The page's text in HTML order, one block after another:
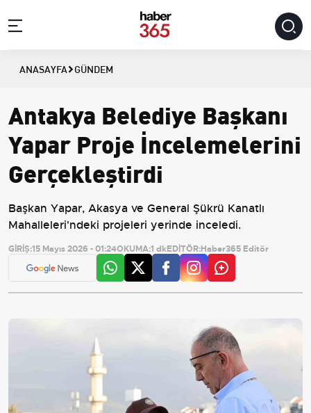
ANASAYFA GÜNDEM
Antakya Belediye Başkanı
Yapar Proje İncelemelerini
Gerçekleştirdi
Başkan Yapar, Akasya ve General Şükrü Kanatlı
Mahalleleri'ndeki projeleri yerinde inceledi.
GİRİŞ:15 Mayıs 2026 - 01:24OKUMA:1 dkEDİTÖR:Haber365 Editör